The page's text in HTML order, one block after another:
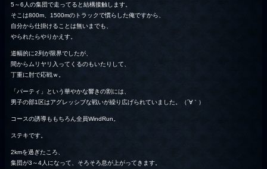
5～6人の集団で走ってると結構接触します。
そこは800m、1500mのトラックで慣らした俺ですから、
自分から仕掛けることは無いまでも、
やられたらやりかえす。
道幅的に2列が限界でしたが、
間からムリヤリ入ってくるのもいたりして、
丁重に肘で応戦ｗ。
「パーティ」という華やかな響きの割には、
男子の部1区はアグレッシブな戦いが繰り広げられていました。（´∀｀）
コースの誘導ももちろん全員WindRun。
ステキです。
2kmを過ぎたころ、
集団が3～4人になって、そろそろ息が上がってきます。